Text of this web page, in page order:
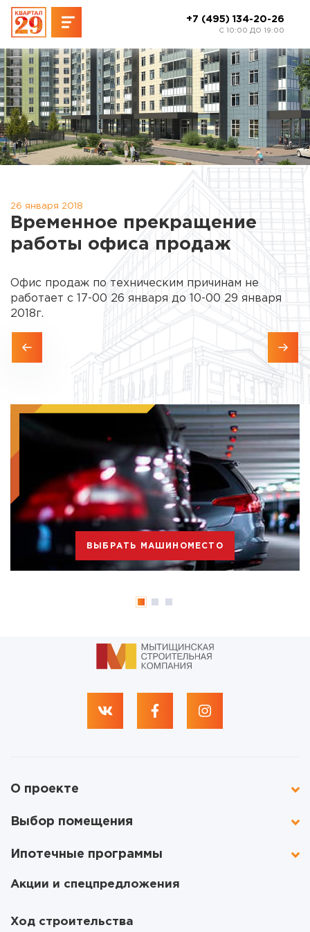
+7 (495) 134-20-26
C 10:00 ДО 19:00
26 января 2018
Временное прекращение
работы офиса продаж
Офис продаж по техническим причинам не
работает с 17-00 26 января до 10-00 29 января
2018г.
ВЫБРАТЬ МАШИНОМЕСТО
О проекте
Выбор помещения
Ипотечные программы
Акции и спецпредложения
Ход строительства